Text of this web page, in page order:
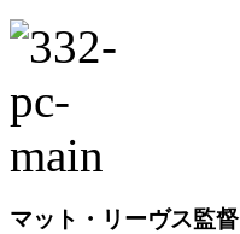
マット・リーヴス監督